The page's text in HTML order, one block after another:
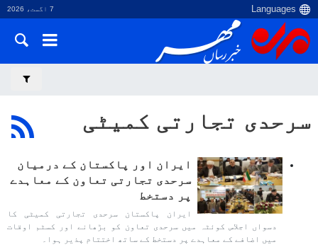
7 اگست، 2026
سرحدی تجارتی کمیٹی
ایران اور پاکستان کے درمیان
سرحدی تجارتی تعاون کے معاہدے
پر دستخط
ایران پاکستان سرحدی تجارتی کمیٹی کا
دسواں اجلاس کوئٹہ میں سرحدی تعاون کو بڑھانے اور کسٹم اوقات
میں اضافے کے معاہدے پر دستخط کے ساتھ اختتام پذیر ہوا۔